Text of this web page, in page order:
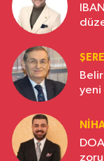
yeni